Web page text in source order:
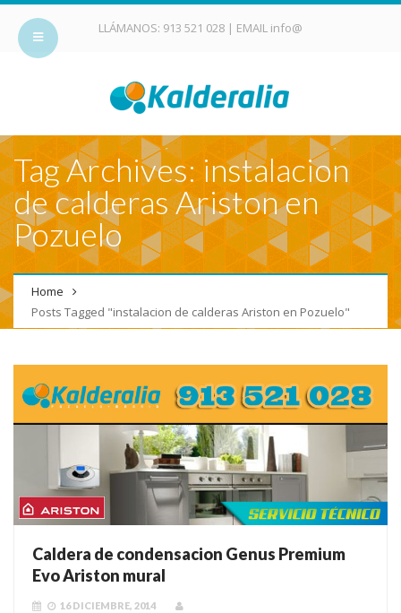
LLÁMANOS: 913 521 028 | EMAIL info@
Tag Archives: instalacion
de calderas Ariston en
Pozuelo
Home
Posts Tagged "instalacion de calderas Ariston en Pozuelo"
Caldera de condensacion Genus Premium
Evo Ariston mural
16 DICIEMBRE, 2014